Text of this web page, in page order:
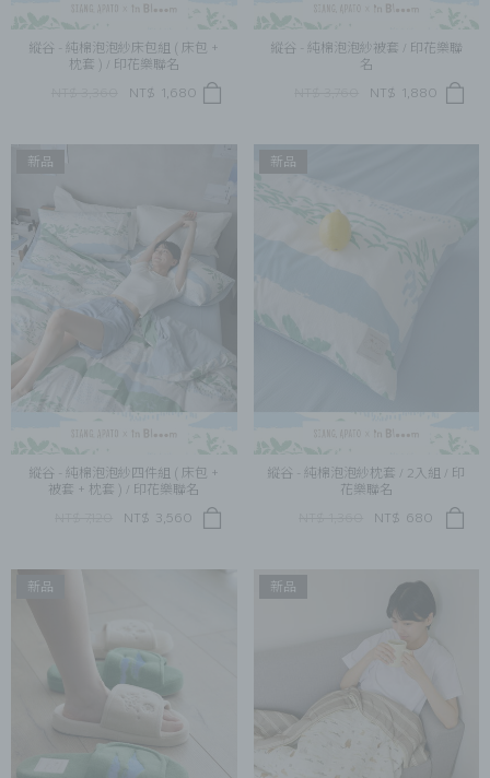
縱谷 - 純棉泡泡紗床包組 ( 床包 +
枕套 ) / 印花樂聯名
NT$ 1,680
縱谷 - 純棉泡泡紗被套 / 印花樂聯
名
NT$ 1,880
新品
縱谷 - 純棉泡泡紗四件組 ( 床包 +
被套 + 枕套 ) / 印花樂聯名
NT$ 3,560
新品
縱谷 - 純棉泡泡紗枕套 / 2入組 / 印
花樂聯名
NT$ 680
新品 新品